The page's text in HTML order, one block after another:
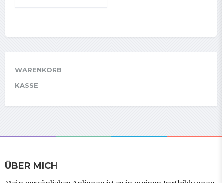
Die
werden
WARENKORB
KASSE
ÜBER MICH